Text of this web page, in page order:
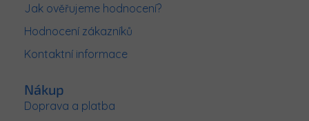
Jak ověřujeme hodnocení?
Hodnocení zákazníků
Kontaktní informace
Nákup
Doprava a platba